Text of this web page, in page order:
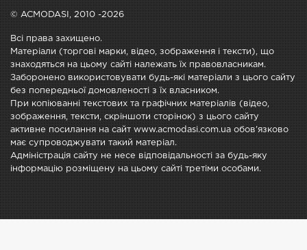
© ACMODASI, 2010 -2026
Всі права захищено.
Матеріали (торгові марки, відео, зображення і тексти), що
знаходяться на цьому сайті належать їх правовласникам.
Заборонено використовувати будь-які матеріали з цього сайту
без попередньої домовленості з їх власником.
При копіюванні текстових та графічних матеріалів (відео,
зображення, тексти, скріншоти сторінок) з цього сайту
активне посилання на сайт www.acmodasi.com.ua обов'язково
має супроводжувати такий матеріал.
Адміністрація сайту не несе відповідальності за будь-яку
інформацію розміщену на цьому сайті третіми особами.